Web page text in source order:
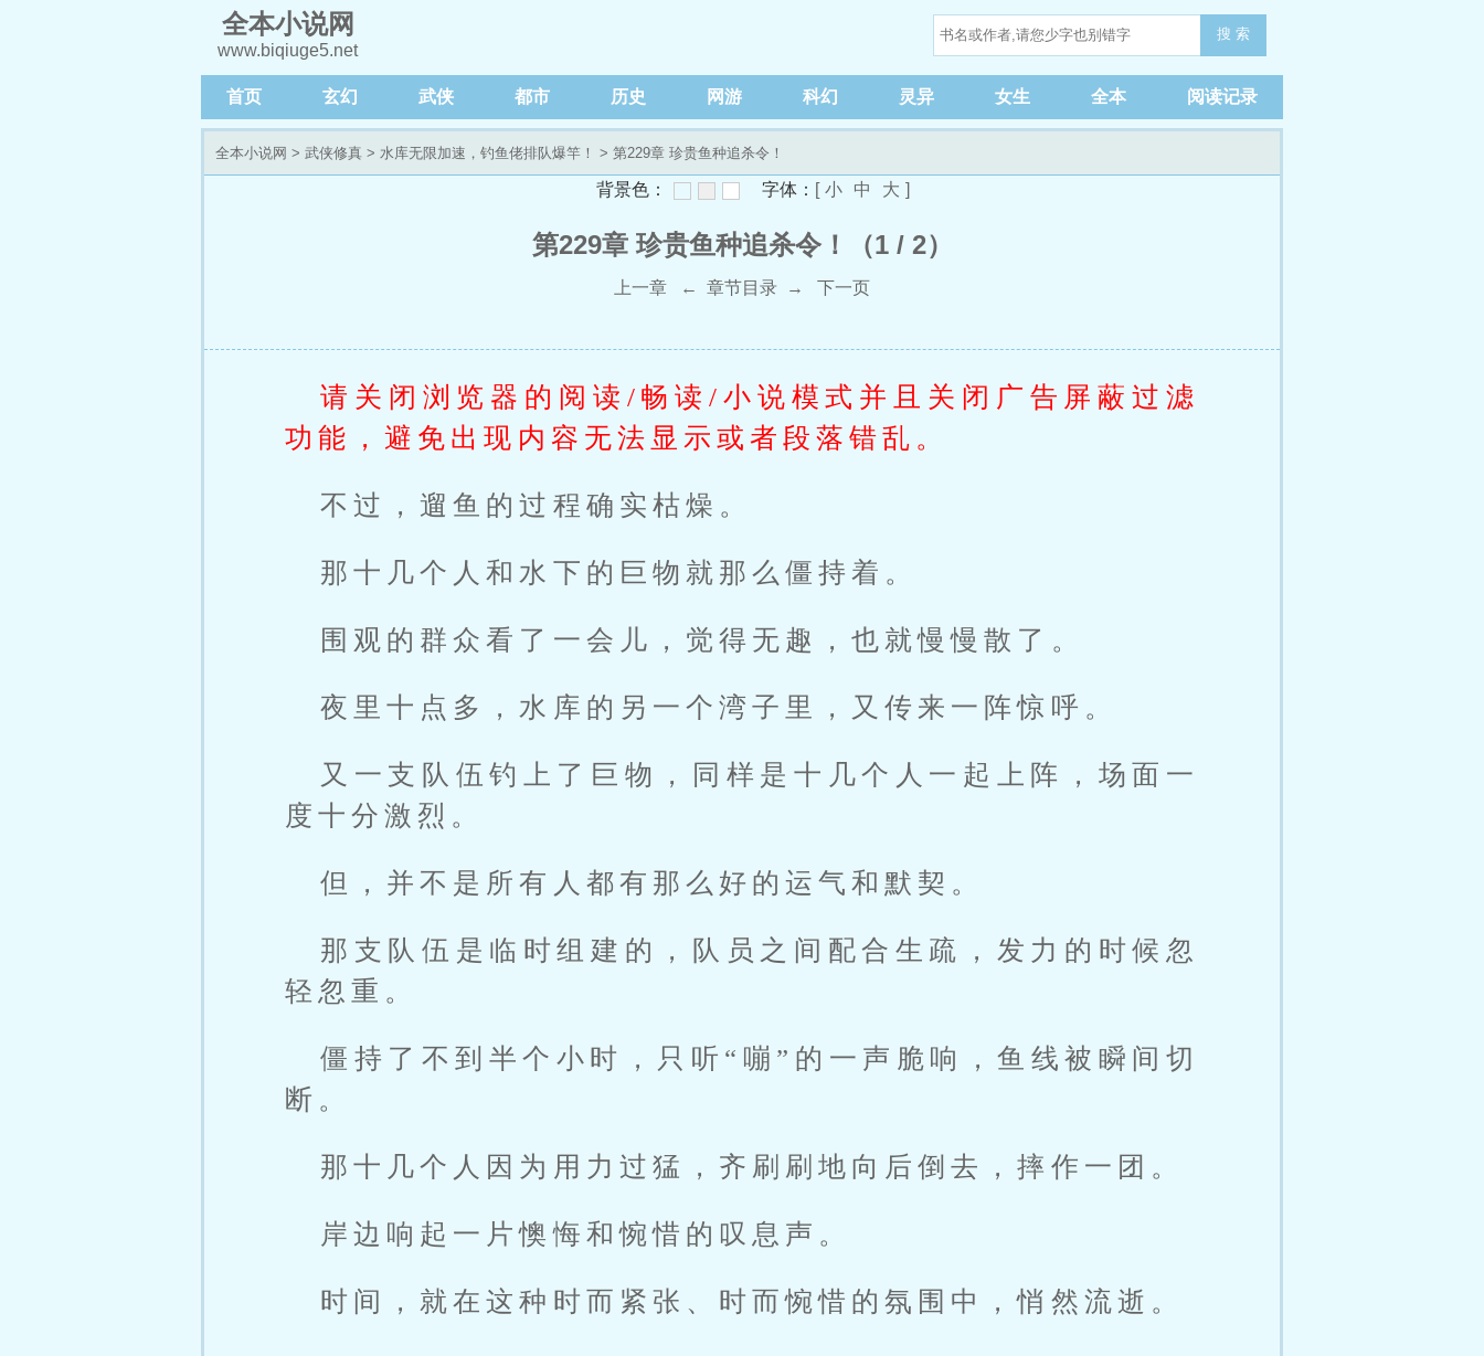
全本小说网
www.biqiuge5.net
搜 索
首页 玄幻 武侠 都市 历史 网游 科幻 灵异 女生 全本 阅读记录
全本小说网 > 武侠修真 > 水库无限加速，钓鱼佬排队爆竿！ > 第229章 珍贵鱼种追杀令！
背景色： 字体： [ 小 中 大 ]
第229章 珍贵鱼种追杀令！（1 / 2）
上一章 ← 章节目录 → 下一页
请关闭浏览器的阅读/畅读/小说模式并且关闭广告屏蔽过滤
功能，避免出现内容无法显示或者段落错乱。
不过，遛鱼的过程确实枯燥。
那十几个人和水下的巨物就那么僵持着。
围观的群众看了一会儿，觉得无趣，也就慢慢散了。
夜里十点多，水库的另一个湾子里，又传来一阵惊呼。
又一支队伍钓上了巨物，同样是十几个人一起上阵，场面一
度十分激烈。
但，并不是所有人都有那么好的运气和默契。
那支队伍是临时组建的，队员之间配合生疏，发力的时候忽
轻忽重。
僵持了不到半个小时，只听“嘣”的一声脆响，鱼线被瞬间切
断。
那十几个人因为用力过猛，齐刷刷地向后倒去，摔作一团。
岸边响起一片懊悔和惋惜的叹息声。
时间，就在这种时而紧张、时而惋惜的氛围中，悄然流逝。